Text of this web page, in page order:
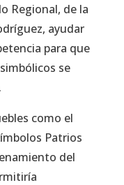
Regional, de la
ayudar
para que
se
como el
Patrios
del